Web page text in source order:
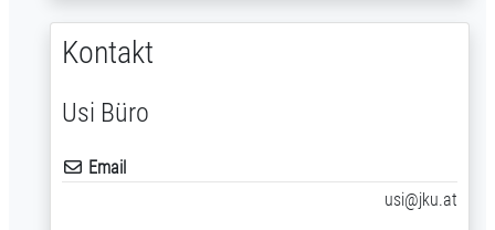
Kontakt
Usi Büro
Email
usi@jku.at